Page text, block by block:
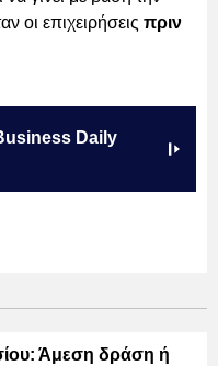
οι επιχειρήσεις πριν
Daily
Άμεση δράση ή